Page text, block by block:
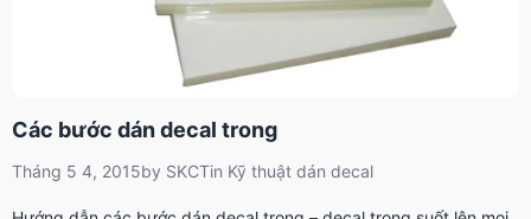
Các bước dán decal trong
Tháng 5 4, 2015by SKCTin Kỹ thuật dán decal